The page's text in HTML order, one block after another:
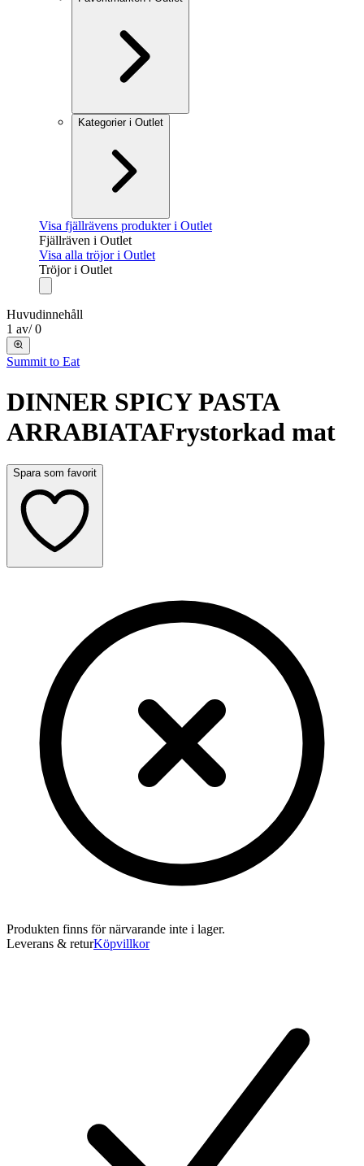
Kategorier i Outlet
Visa fjällrävens produkter i Outlet
Fjällräven i Outlet
Visa alla tröjor i Outlet
Tröjor i Outlet
Huvudinnehåll
1 av/ 0
Summit to Eat
DINNER SPICY PASTA
ARRABIATAFrystorkad mat
Spara som favorit
Produkten finns för närvarande inte i lager.
Leverans & returKöpvillkor